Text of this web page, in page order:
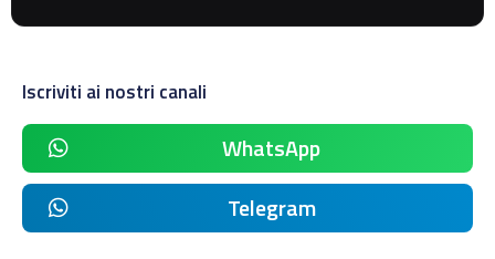
Iscriviti ai nostri canali
WhatsApp
Telegram